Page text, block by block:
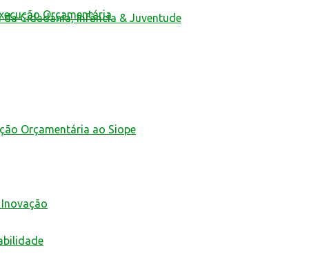
Orçamentária
Cidadania, Infância & Juventude
Orçamentária ao Siope